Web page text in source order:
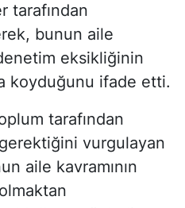
tarafından
bunun aile
eksikliğinin
koyduğunu ifade etti.
tarafından
gerektiğini vurgulayan
aile kavramının